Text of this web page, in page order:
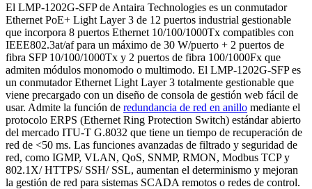
El LMP-1202G-SFP de Antaira Technologies es un conmutador
Ethernet PoE+ Light Layer 3 de 12 puertos industrial gestionable
que incorpora 8 puertos Ethernet 10/100/1000Tx compatibles con
IEEE802.3at/af para un máximo de 30 W/puerto + 2 puertos de
fibra SFP 10/100/1000Tx y 2 puertos de fibra 100/1000Fx que
admiten módulos monomodo o multimodo. El LMP-1202G-SFP es
un conmutador Ethernet Light Layer 3 totalmente gestionable que
viene precargado con un diseño de consola de gestión web fácil de
usar. Admite la función de redundancia de red en anillo mediante el
protocolo ERPS (Ethernet Ring Protection Switch) estándar abierto
del mercado ITU-T G.8032 que tiene un tiempo de recuperación de
red de <50 ms. Las funciones avanzadas de filtrado y seguridad de
red, como IGMP, VLAN, QoS, SNMP, RMON, Modbus TCP y
802.1X/ HTTPS/ SSH/ SSL, aumentan el determinismo y mejoran
la gestión de red para sistemas SCADA remotos o redes de control.